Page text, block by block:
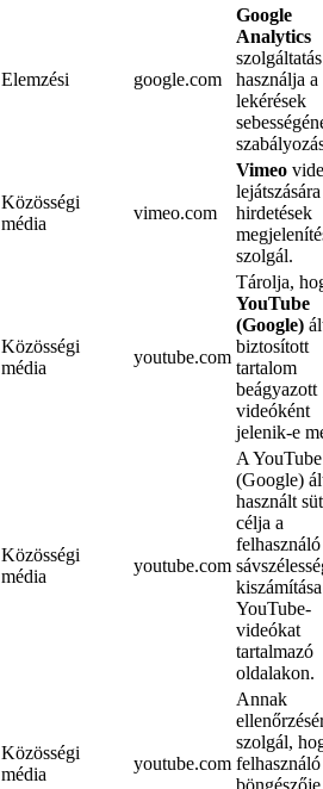
Elemzési google.com
Google
Analytics
szolgáltatás
használja a
lekérések
Közösségi
média
vimeo.com
Vimeo
hirdetések
szolgál.
Közösségi
média
youtube.com
Tárolja,
YouTube
(Google)
biztosított
tartalom
beágyazott
videóként
jelenik-e
Közösségi
média
youtube.com
A YouTube
(Google)
használt
célja a
felhasználó
YouTube-
videókat
tartalmazó
oldalakon.
Közösségi
média
youtube.com
Annak
szolgál,
felhasználó
böngészője